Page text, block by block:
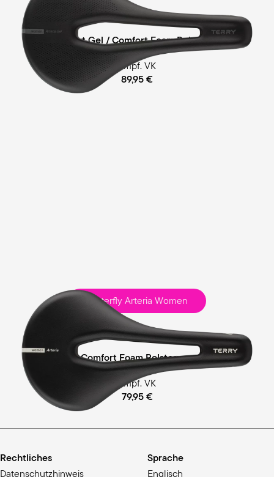
Race
Comfort Gel / Comfort Foam Polsterung
empf. VK
89,95 €
Butterfly Arteria Women
Race
Comfort Foam Polsterung
empf. VK
79,95 €
Rechtliches
Datenschutzhinweis
Sprache
Englisch